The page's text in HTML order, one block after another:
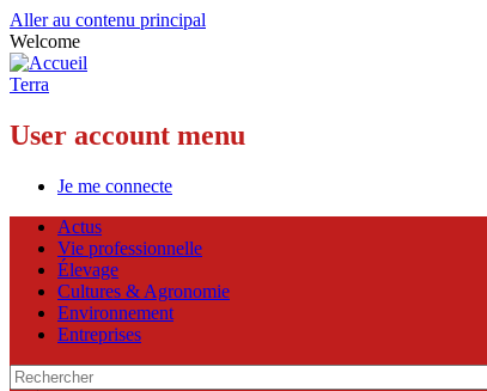
Aller au contenu principal
Welcome
Terra
User account menu
Je me connecte
Actus
Vie professionnelle
Élevage
Cultures & Agronomie
Environnement
Entreprises